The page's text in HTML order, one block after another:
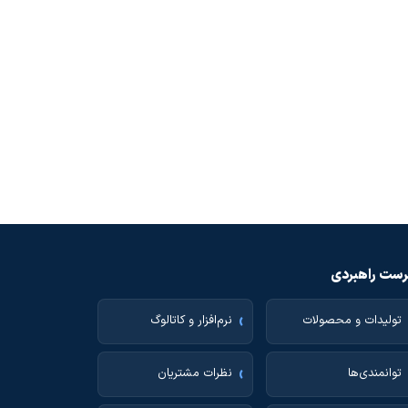
راهبردی
تولیدات و محصولات نرم‌افزار و کاتالوگ
توانمندی‌ها نظرات مشتریان